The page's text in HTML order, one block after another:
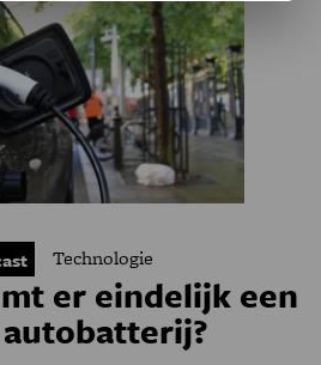
Technologie
er eindelijk een